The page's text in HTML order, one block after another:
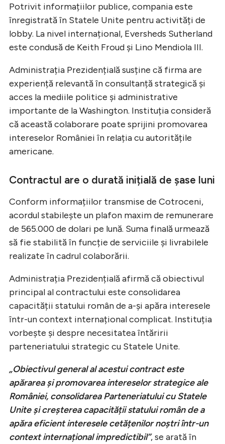
Potrivit informațiilor publice, compania este
înregistrată în Statele Unite pentru activități de
lobby. La nivel internațional, Eversheds Sutherland
este condusă de Keith Froud și Lino Mendiola III.
Administrația Prezidențială susține că firma are
experiență relevantă în consultanță strategică și
acces la mediile politice și administrative
importante de la Washington. Instituția consideră
că această colaborare poate sprijini promovarea
intereselor României în relația cu autoritățile
americane.
Contractul are o durată inițială de șase luni
Conform informațiilor transmise de Cotroceni,
acordul stabilește un plafon maxim de remunerare
de 565.000 de dolari pe lună. Suma finală urmează
să fie stabilită în funcție de serviciile și livrabilele
realizate în cadrul colaborării.
Administrația Prezidențială afirmă că obiectivul
principal al contractului este consolidarea
capacității statului român de a-și apăra interesele
într-un context internațional complicat. Instituția
vorbește și despre necesitatea întăririi
parteneriatului strategic cu Statele Unite.
„Obiectivul general al acestui contract este
apărarea și promovarea intereselor strategice ale
României, consolidarea Parteneriatului cu Statele
Unite și creșterea capacității statului român de a
apăra eficient interesele cetățenilor noștri într-un
context internațional impredictibil”, se arată în